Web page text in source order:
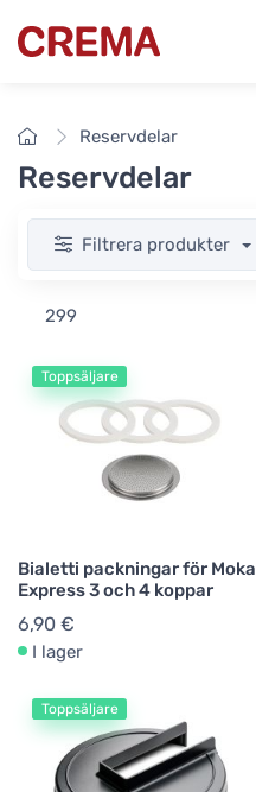
Crema
Framsidan
Reservdelar
Reservdelar
Filtrera produkter
299
Toppsäljare
Bialetti packningar för Moka
Express 3 och 4 koppar
6,90 €
I lager
Toppsäljare